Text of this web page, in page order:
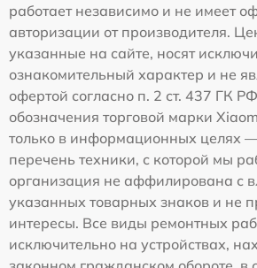
работает независимо и не имеет
авторизации от производителя.
указанные на сайте, носят
ознакомительный характер и не
офертой согласно п. 2 ст. 437 ГК
обозначения торговой марки
только в информационных целях
перечень техники, с которой мы
организация не аффилирована с
указанных товарных знаков и не
интересы. Все виды ремонтных
исключительно на устройствах,